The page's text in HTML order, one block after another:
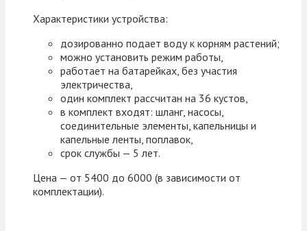
Характеристики устройства:
дозированно подает воду к корням растений;
можно установить режим работы,
работает на батарейках, без участия
электричества,
один комплект рассчитан на 36 кустов,
в комплект входят: шланг, насосы,
соединительные элементы, капельницы и
капельные ленты, поплавок,
срок службы — 5 лет.
Цена — от 5400 до 6000 (в зависимости от
комплектации).